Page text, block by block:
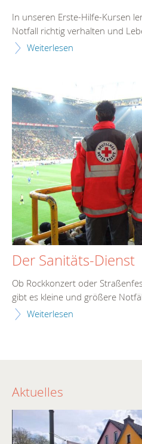
In unseren Erste-Hilfe-Kursen
Notfall richtig verhalten und
Weiterlesen
Der Sanitäts-Dienst
Ob Rockkonzert oder
gibt es kleine und größere
Weiterlesen
Aktuelles